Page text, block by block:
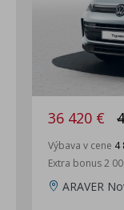
36 420 €
Výbava v cene 4
Extra bonus 2
ARAVER